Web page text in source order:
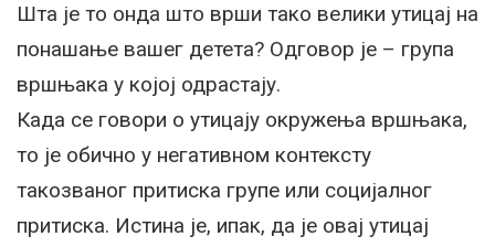
Шта је то онда што врши тако велики утицај на
понашање вашег детета? Одговор је – група
вршњака у којој одрастају.
Када се говори о утицају окружења вршњака,
то је обично у негативном контексту
такозваног притиска групе или социјалног
притиска. Истина је, ипак, да је овај утицај